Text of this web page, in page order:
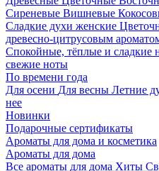
Сиреневые Вишневые
Сладкие духи женские
древесно-цитрусовым
Спокойные, тёплые и сладкие
свежие ноты
По времени года
Для осени Для весны Летние
нее
Новинки
Подарочные сертификаты
Ароматы для дома и косметика
Ароматы для дома
Все ароматы для дома Хиты